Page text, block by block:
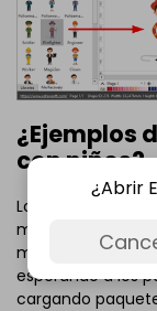
¿Ejemplos
con niños?
Los cliparts de
muchos casos,
mostramos
esperando a los
cargando
¿Abrir